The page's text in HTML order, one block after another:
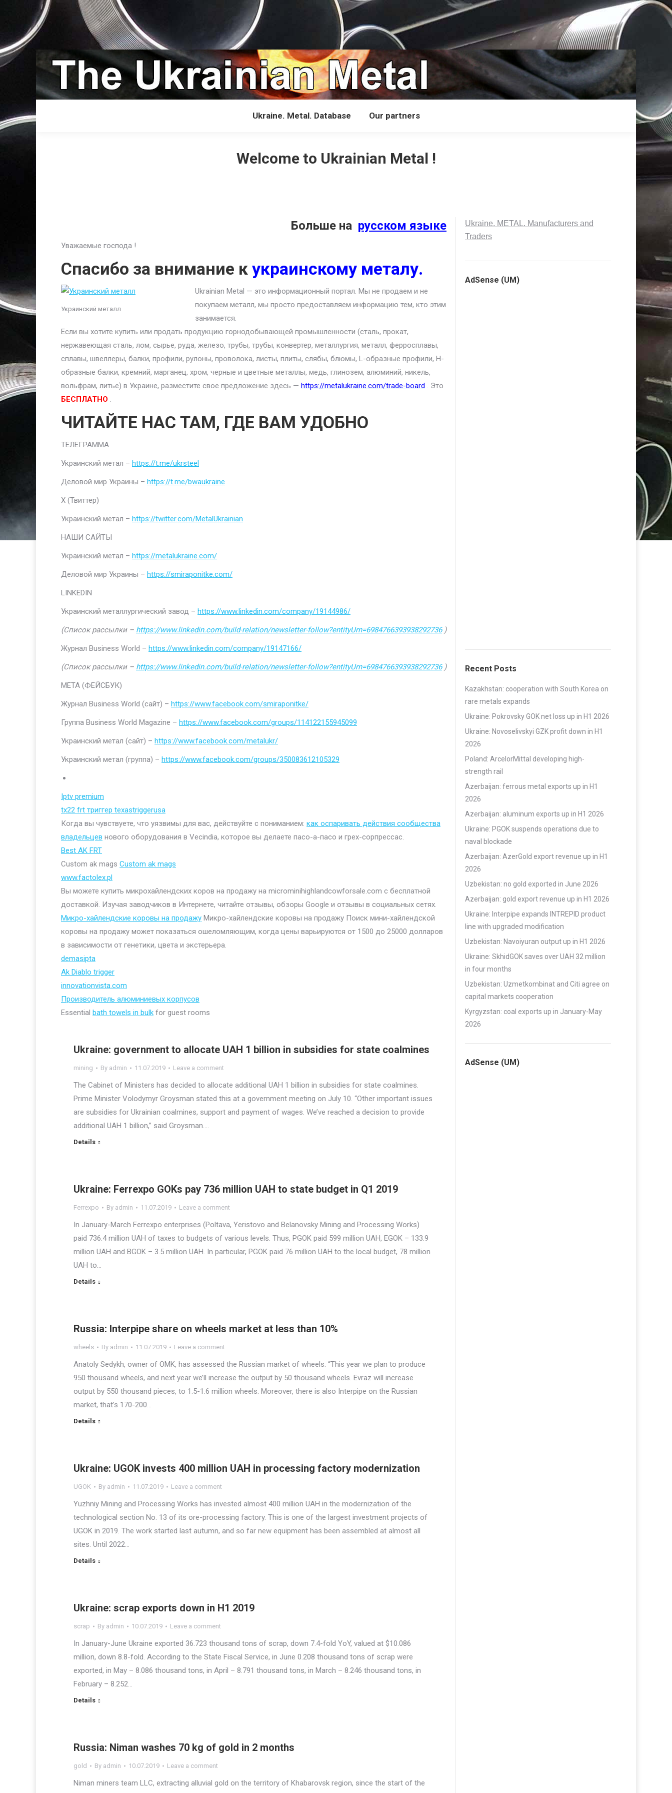
Ukraine. Metal. Database Our partners
Welcome to Ukrainian Metal !
Больше на русском языке
Уважаемые господа !
Спасибо за внимание к украинскому металу.
Украинский металл
Ukrainian Metal — это информационный портал. Мы не продаем и не
покупаем металл, мы просто предоставляем информацию тем, кто этим
занимается.
Если вы хотите купить или продать продукцию горнодобывающей промышленности (сталь, прокат,
нержавеющая сталь, лом, сырье, руда, железо, трубы, трубы, конвертер, металлургия, металл, ферросплавы,
сплавы, швеллеры, балки, профили, рулоны, проволока, листы, плиты, слябы, блюмы, L-образные профили, H-
образные балки, кремний, марганец, хром, черные и цветные металлы, медь, глинозем, алюминий, никель,
вольфрам, литье) в Украине, разместите свое предложение здесь — https://metalukraine.com/trade-board . Это
БЕСПЛАТНО .
ЧИТАЙТЕ НАС ТАМ, ГДЕ ВАМ УДОБНО
ТЕЛЕГРАММА
Украинский метал – https://t.me/ukrsteel
Деловой мир Украины – https://t.me/bwaukraine
Х (Твиттер)
Украинский метал – https://twitter.com/MetalUkrainian
НАШИ САЙТЫ
Украинский метал – https://metalukraine.com/
Деловой мир Украины – https://smiraponitke.com/
LINKEDIN
Украинский металлургический завод – https://www.linkedin.com/company/19144986/
(Список рассылки – https://www.linkedin.com/build-relation/newsletter-follow?entityUrn=6984766393938292736)
Журнал Business World – https://www.linkedin.com/company/19147166/
(Список рассылки – https://www.linkedin.com/build-relation/newsletter-follow?entityUrn=6984766393938292736)
МЕТА (ФЕЙСБУК)
Журнал Business World (сайт) – https://www.facebook.com/smiraponitke/
Группа Business World Magazine – https://www.facebook.com/groups/114122155945099
Украинский метал (сайт) – https://www.facebook.com/metalukr/
Украинский метал (группа) – https://www.facebook.com/groups/350083612105329
Iptv premium
tx22 frt триггер texastriggerusa
Когда вы чувствуете, что уязвимы для вас, действуйте с пониманием: как оспаривать действия сообщества
владельцев нового оборудования в Vecindia, которое вы делаете пасо-а-пасо и грех-сорпрессас.
Best AK FRT
Custom ak mags Custom ak mags
www.factolex.pl
Вы можете купить микрохайлендских коров на продажу на microminihighlandcowforsale.com с бесплатной
доставкой. Изучая заводчиков в Интернете, читайте отзывы, обзоры Google и отзывы в социальных сетях.
Микро-хайлендские коровы на продажу Микро-хайлендские коровы на продажу Поиск мини-хайлендской
коровы на продажу может показаться ошеломляющим, когда цены варьируются от 1500 до 25000 долларов
в зависимости от генетики, цвета и экстерьера.
demasipta
Ak Diablo trigger
innovationvista.com
Производитель алюминиевых корпусов
Essential bath towels in bulk for guest rooms
Ukraine: government to allocate UAH 1 billion in subsidies for state coalmines
mining By admin 11.07.2019 Leave a comment
The Cabinet of Ministers has decided to allocate additional UAH 1 billion in subsidies for state coalmines.
Prime Minister Volodymyr Groysman stated this at a government meeting on July 10. “Other important issues
are subsidies for Ukrainian coalmines, support and payment of wages. We’ve reached a decision to provide
additional UAH 1 billion,” said Groysman.…
Details
Ukraine: Ferrexpo GOKs pay 736 million UAH to state budget in Q1 2019
Ferrexpo By admin 11.07.2019 Leave a comment
In January-March Ferrexpo enterprises (Poltava, Yeristovo and Belanovsky Mining and Processing Works)
paid 736.4 million UAH of taxes to budgets of various levels. Thus, PGOK paid 599 million UAH, EGOK – 133.9
million UAH and BGOK – 3.5 million UAH. In particular, PGOK paid 76 million UAH to the local budget, 78 million
UAH to…
Details
Russia: Interpipe share on wheels market at less than 10%
wheels By admin 11.07.2019 Leave a comment
Anatoly Sedykh, owner of OMK, has assessed the Russian market of wheels. “This year we plan to produce
950 thousand wheels, and next year we’ll increase the output by 50 thousand wheels. Evraz will increase
output by 550 thousand pieces, to 1.5-1.6 million wheels. Moreover, there is also Interpipe on the Russian
market, that’s 170-200…
Details
Ukraine: UGOK invests 400 million UAH in processing factory modernization
UGOK By admin 11.07.2019 Leave a comment
Yuzhniy Mining and Processing Works has invested almost 400 million UAH in the modernization of the
technological section No. 13 of its ore-processing factory. This is one of the largest investment projects of
UGOK in 2019. The work started last autumn, and so far new equipment has been assembled at almost all
sites. Until 2022…
Details
Ukraine: scrap exports down in H1 2019
scrap By admin 10.07.2019 Leave a comment
In January-June Ukraine exported 36.723 thousand tons of scrap, down 7.4-fold YoY, valued at $10.086
million, down 8.8-fold. According to the State Fiscal Service, in June 0.208 thousand tons of scrap were
exported, in May – 8.086 thousand tons, in April – 8.791 thousand tons, in March – 8.246 thousand tons, in
February – 8.252…
Details
Russia: Niman washes 70 kg of gold in 2 months
gold By admin 10.07.2019 Leave a comment
Niman miners team LLC, extracting alluvial gold on the territory of Khabarovsk region, since the start of the
Ukraine. METAL. Manufacturers and
Traders
AdSense (UM)
Recent Posts
Kazakhstan: cooperation with South Korea on
rare metals expands
Ukraine: Pokrovsky GOK net loss up in H1 2026
Ukraine: Novoselivskyi GZK profit down in H1
2026
Poland: ArcelorMittal developing high-
strength rail
Azerbaijan: ferrous metal exports up in H1
2026
Azerbaijan: aluminum exports up in H1 2026
Ukraine: PGOK suspends operations due to
naval blockade
Azerbaijan: AzerGold export revenue up in H1
2026
Uzbekistan: no gold exported in June 2026
Azerbaijan: gold export revenue up in H1 2026
Ukraine: Interpipe expands INTREPID product
line with upgraded modification
Uzbekistan: Navoiyuran output up in H1 2026
Ukraine: SkhidGOK saves over UAH 32 million
in four months
Uzbekistan: Uzmetkombinat and Citi agree on
capital markets cooperation
Kyrgyzstan: coal exports up in January-May
2026
AdSense (UM)